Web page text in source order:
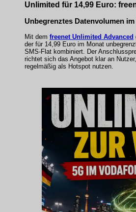
Unlimited für 14,99 Euro:
Unbegrenztes Datenvolumen
Mit dem freenet Unlimited Advanced
der für 14,99 Euro im Monat
SMS-Flat kombiniert. Der
richtet sich das Angebot klar an
regelmäßig als Hotspot nutzen.